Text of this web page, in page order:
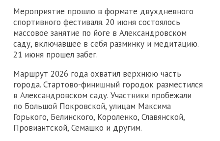
Мероприятие прошло в формате двухдневного
спортивного фестиваля. 20 июня состоялось
массовое занятие по йоге в Александровском
саду, включавшее в себя разминку и медитацию.
21 июня прошел забег.
Маршрут 2026 года охватил верхнюю часть
города. Стартово-финишный городок разместился
в Александровском саду. Участники пробежали
по Большой Покровской, улицам Максима
Горького, Белинского, Короленко, Славянской,
Провиантской, Семашко и другим.